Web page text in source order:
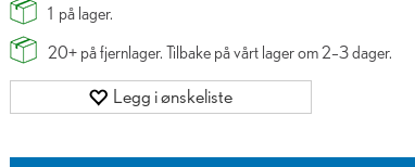
1 på lager.
20+ på fjernlager. Tilbake på vårt lager om 2–3 dager.
Legg i ønskeliste